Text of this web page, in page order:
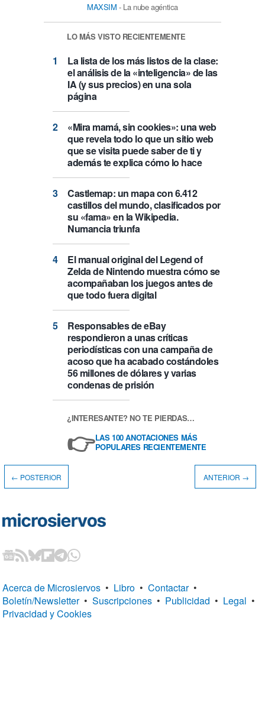
MAXSIM - La nube agéntica
LO MÁS VISTO RECIENTEMENTE
La lista de los más listos de la clase:
el análisis de la «inteligencia» de las
IA (y sus precios) en una sola
página
«Mira mamá, sin cookies»: una web
que revela todo lo que un sitio web
que se visita puede saber de ti y
además te explica cómo lo hace
Castlemap: un mapa con 6.412
castillos del mundo, clasificados por
su «fama» en la Wikipedia.
Numancia triunfa
El manual original del Legend of
Zelda de Nintendo muestra cómo se
acompañaban los juegos antes de
que todo fuera digital
Responsables de eBay
respondieron a unas críticas
periodísticas con una campaña de
acoso que ha acabado costándoles
56 millones de dólares y varias
condenas de prisión
¿INTERESANTE? NO TE PIERDAS…
👉LAS 100 ANOTACIONES MÁS
POPULARES RECIENTEMENTE
← POSTERIOR ANTERIOR →
Acerca de Microsiervos • Libro • Contactar •
Boletín/Newsletter • Suscripciones • Publicidad • Legal •
Privacidad y Cookies